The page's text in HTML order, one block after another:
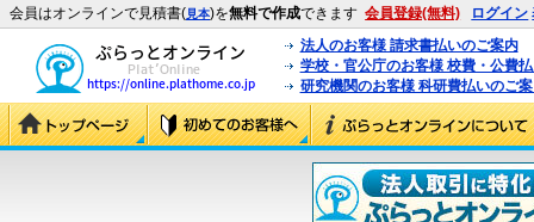
会員はオンラインで見積書(見本)を無料で作成できます 会員登録(無料) ログイン
法人のお客様 請求書払いのご案内
学校・官公庁のお客様 校費・公費
研究機関のお客様 科研費払いのご